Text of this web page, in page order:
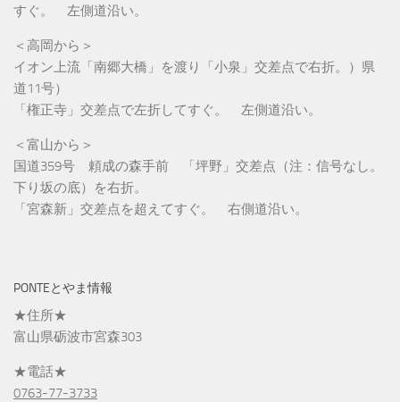
すぐ。 左側道沿い。
＜高岡から＞
イオン上流「南郷大橋」を渡り「小泉」交差点で右折。）県
道11号）
「権正寺」交差点で左折してすぐ。 左側道沿い。
＜富山から＞
国道359号 頼成の森手前 「坪野」交差点（注：信号なし。
下り坂の底）を右折。
「宮森新」交差点を超えてすぐ。 右側道沿い。
PONTEとやま情報
★住所★
富山県砺波市宮森303
★電話★
0763-77-3733